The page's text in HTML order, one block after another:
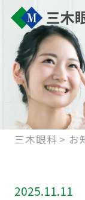
三木眼科 お
2025.11.11